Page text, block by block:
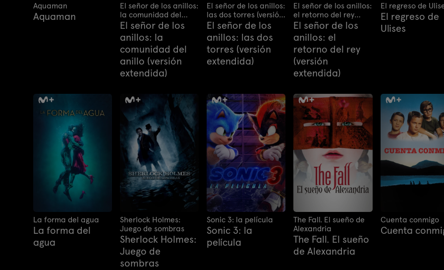
Aquaman
Aquaman
El señor de los anillos:
la comunidad del
anillo (versión
extendida)
El señor de los
anillos: la
comunidad del
anillo (versión
extendida)
El señor de los anillos:
las dos torres (versión
extendida)
El señor de los
anillos: las dos
torres (versión
extendida)
El señor de los anillos:
el retorno del rey
(versión extendida)
El señor de los
anillos: el
retorno del rey
(versión
extendida)
El regreso de
El regreso de
Ulises
La forma del agua
La forma del
agua
Sherlock Holmes:
Juego de sombras
Sherlock Holmes:
Juego de
sombras
Sonic 3: la película
Sonic 3: la
película
The Fall. El sueño de
Alexandria
The Fall. El sueño
de Alexandria
Cuenta conmigo
Cuenta